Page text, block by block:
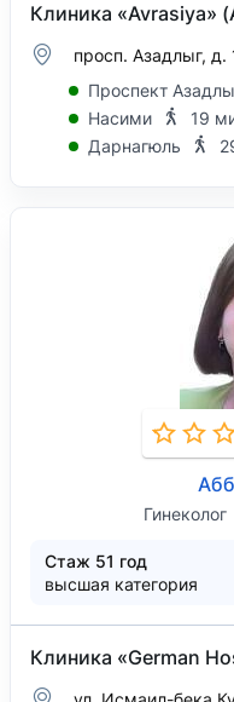
просп. Азадлыг, д.
Проспект
Насими
19
Дарнагюль
Гинеколог
Стаж 51 год
высшая категория
Клиника «German